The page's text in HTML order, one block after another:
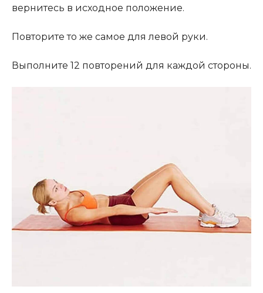
вернитесь в исходное положение.
Повторите то же самое для левой руки.
Выполните 12 повторений для каждой стороны.